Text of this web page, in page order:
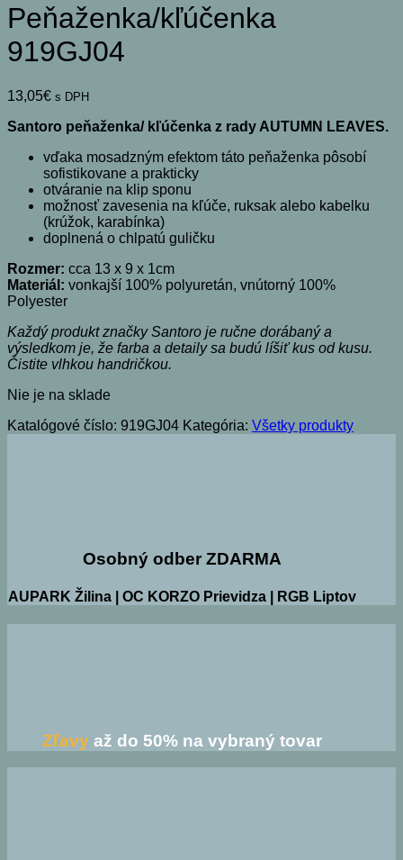
Peňaženka/kľúčenka
919GJ04
13,05€ s DPH
Santoro peňaženka/ kľúčenka z rady AUTUMN LEAVES.
vďaka mosadzným efektom táto peňaženka pôsobí
sofistikovane a prakticky
otváranie na klip sponu
možnosť zavesenia na kľúče, ruksak alebo kabelku
(krúžok, karabínka)
doplnená o chlpatú guličku
Rozmer: cca 13 x 9 x 1cm
Materiál: vonkajší 100% polyuretán, vnútorný 100%
Polyester
Každý produkt značky Santoro je ručne dorábaný a
výsledkom je, že farba a detaily sa budú líšiť kus od kusu.
Čistite vlhkou handričkou.
Nie je na sklade
Katalógové číslo: 919GJ04 Kategória: Všetky produkty
Osobný odber ZDARMA
AUPARK Žilina | OC KORZO Prievidza | RGB Liptov
Zľavyaž do 50% na vybraný tovar